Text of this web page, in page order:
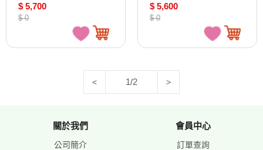
$ 5,700
$ 0
$ 5,600
$ 0
< 1/2 >
關於我們
公司簡介
會員中心
訂單查詢